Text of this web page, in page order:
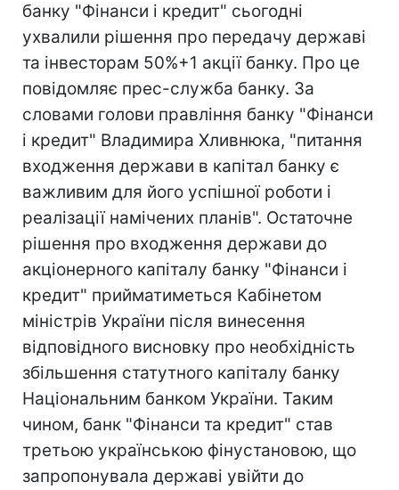
банку "Фінанси і кредит" сьогодні
ухвалили рішення про передачу державі
та інвесторам 50%+1 акції банку. Про це
повідомляє прес-служба банку. За
словами голови правління банку "Фінанси
і кредит" Владимира Хливнюка, "питання
входження держави в капітал банку є
важливим для його успішної роботи і
реалізації намічених планів". Остаточне
рішення про входження держави до
акціонерного капіталу банку "Фінанси і
кредит" прийматиметься Кабінетом
міністрів України після винесення
відповідного висновку про необхідність
збільшення статутного капіталу банку
Національним банком України. Таким
чином, банк "Фінанси та кредит" став
третьою українською фінустановою, що
запропонувала державі увійти до